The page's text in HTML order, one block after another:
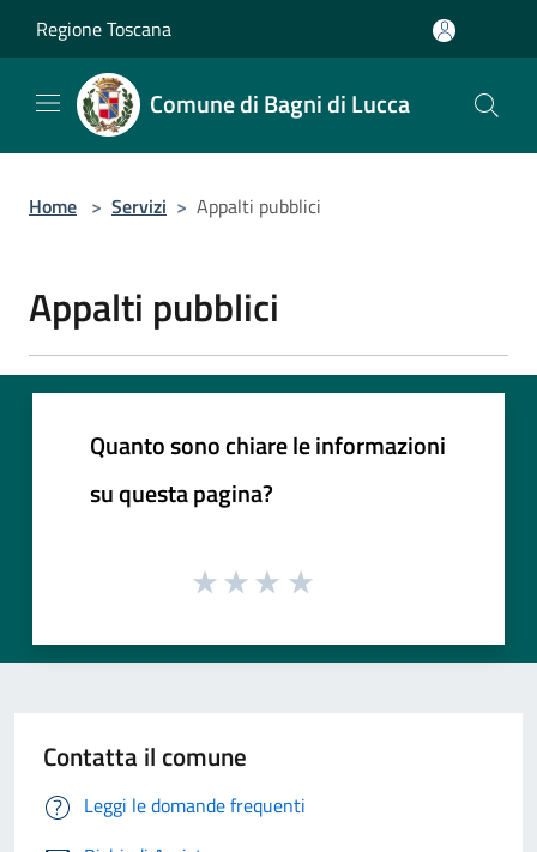
Regione Toscana
Comune di Bagni di Lucca
Home > Servizi > Appalti pubblici
Appalti pubblici
Quanto sono chiare le informazioni
su questa pagina?
Contatta il comune
Leggi le domande frequenti